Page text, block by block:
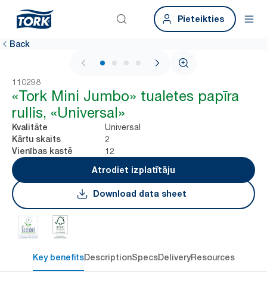
Pieteikties
Back
1 / 4
110298
«Tork Mini Jumbo» tualetes papīra
rullis, «Universal»
Kvalitāte Universal
Kārtu skaits 2
Vienības kastē
12
Atrodiet izplatītāju
Download data sheet
Key benefitsDescriptionSpecsDeliveryResources